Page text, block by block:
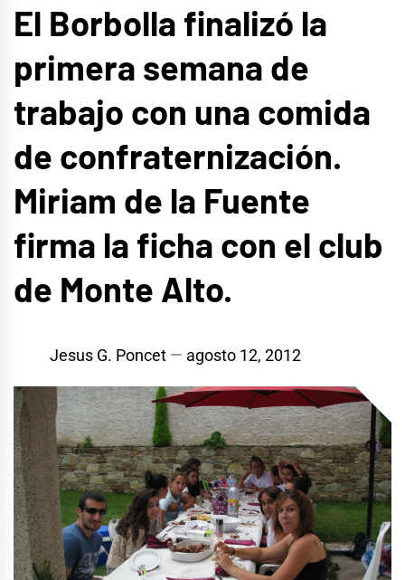
El Borbolla finalizó la
primera semana de
trabajo con una comida
de confraternización.
Miriam de la Fuente
firma la ficha con el club
de Monte Alto.
Jesus G. Poncet agosto 12, 2012